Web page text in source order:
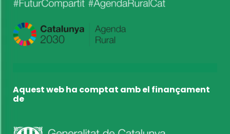
Aquest web ha comptat amb el finançament
de